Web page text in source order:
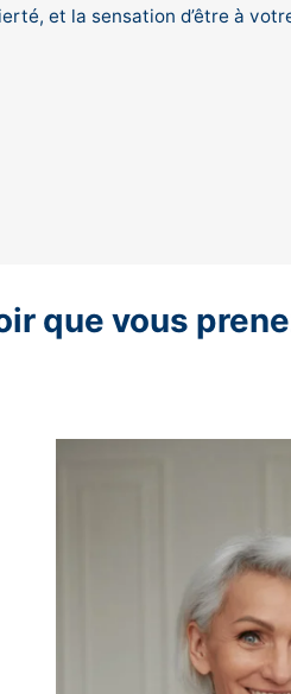
et la sensation d’être à
que vous